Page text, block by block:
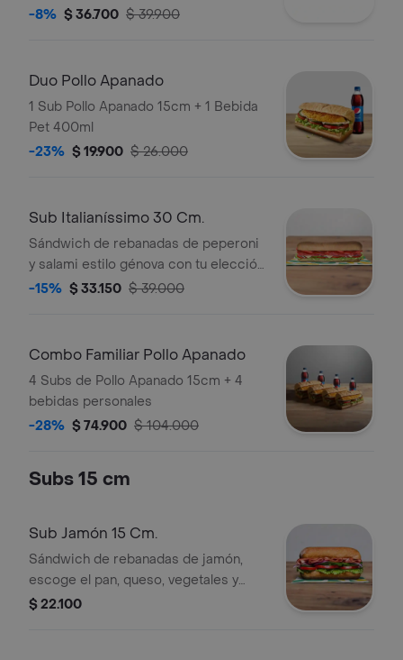
con tu selección de vegetales y
-8% $ 36.700 $ 39.900
Duo Pollo Apanado
1 Sub Pollo Apanado 15cm + 1 Bebida
Pet 400ml
-23% $ 19.900 $ 26.000
Sub Italianíssimo 30 Cm.
Sándwich de rebanadas de peperoni
y salami estilo génova con tu elección
de quesos, salsas y vegetales
-15% $ 33.150 $ 39.000
Combo Familiar Pollo Apanado
4 Subs de Pollo Apanado 15cm + 4
bebidas personales
-28% $ 74.900 $ 104.000
Subs 15 cm
Sub Jamón 15 Cm.
Sándwich de rebanadas de jamón,
escoge el pan, queso, vegetales y
salsas que prefieras.
$ 22.100